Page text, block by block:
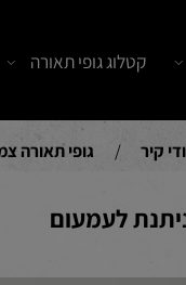
קטלוג גופי תאורה
/ גופי תאורה צמודי